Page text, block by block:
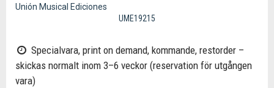
Unión Musical Ediciones
UME19215
Specialvara, print on demand, kommande, restorder –
skickas normalt inom 3–6 veckor (reservation för utgången
vara)